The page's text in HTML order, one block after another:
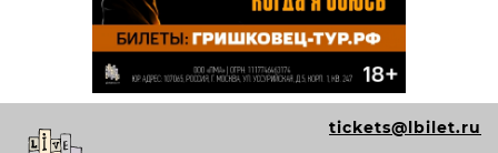
tickets@lbilet.ru